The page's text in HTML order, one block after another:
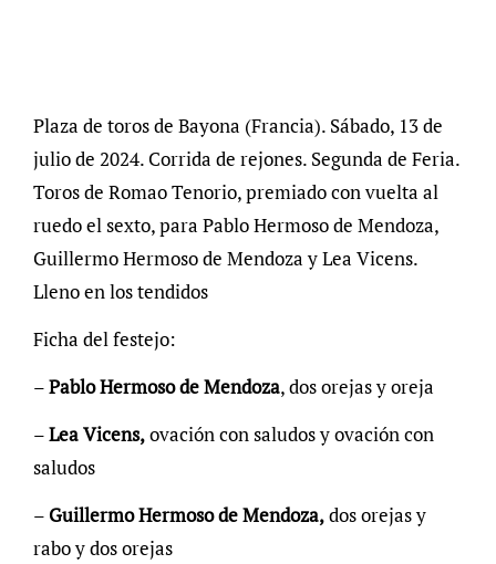
Plaza de toros de Bayona (Francia). Sábado, 13 de
julio de 2024. Corrida de rejones. Segunda de Feria.
Toros de Romao Tenorio, premiado con vuelta al
ruedo el sexto, para Pablo Hermoso de Mendoza,
Guillermo Hermoso de Mendoza y Lea Vicens.
Lleno en los tendidos
Ficha del festejo:
–Pablo Hermoso de Mendoza, dos orejas y oreja
–Lea Vicens,ovación con saludos y ovación con
saludos
– Guillermo Hermoso de Mendoza,dos orejas y
rabo y dos orejas